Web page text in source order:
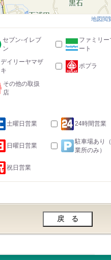
地図閲
セブン-イレブ
ン
ファミリー
ート
デイリーヤマザ
キ
ポプラ
その他の取扱
店
土曜日営業 24時間営業
日曜日営業
駐車場あり
業所のみ）
祝日営業